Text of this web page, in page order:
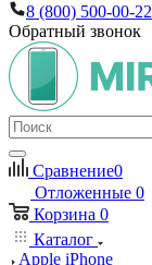
8 (800) 500-00-22
Обратный звонок
Сравнение0
Отложенные 0
Корзина 0
Каталог
Apple iPhone